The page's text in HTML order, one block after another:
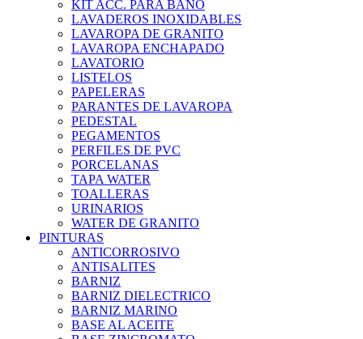
KIT ACC. PARA BAÑO
LAVADEROS INOXIDABLES
LAVAROPA DE GRANITO
LAVAROPA ENCHAPADO
LAVATORIO
LISTELOS
PAPELERAS
PARANTES DE LAVAROPA
PEDESTAL
PEGAMENTOS
PERFILES DE PVC
PORCELANAS
TAPA WATER
TOALLERAS
URINARIOS
WATER DE GRANITO
PINTURAS
ANTICORROSIVO
ANTISALITES
BARNIZ
BARNIZ DIELECTRICO
BARNIZ MARINO
BASE AL ACEITE